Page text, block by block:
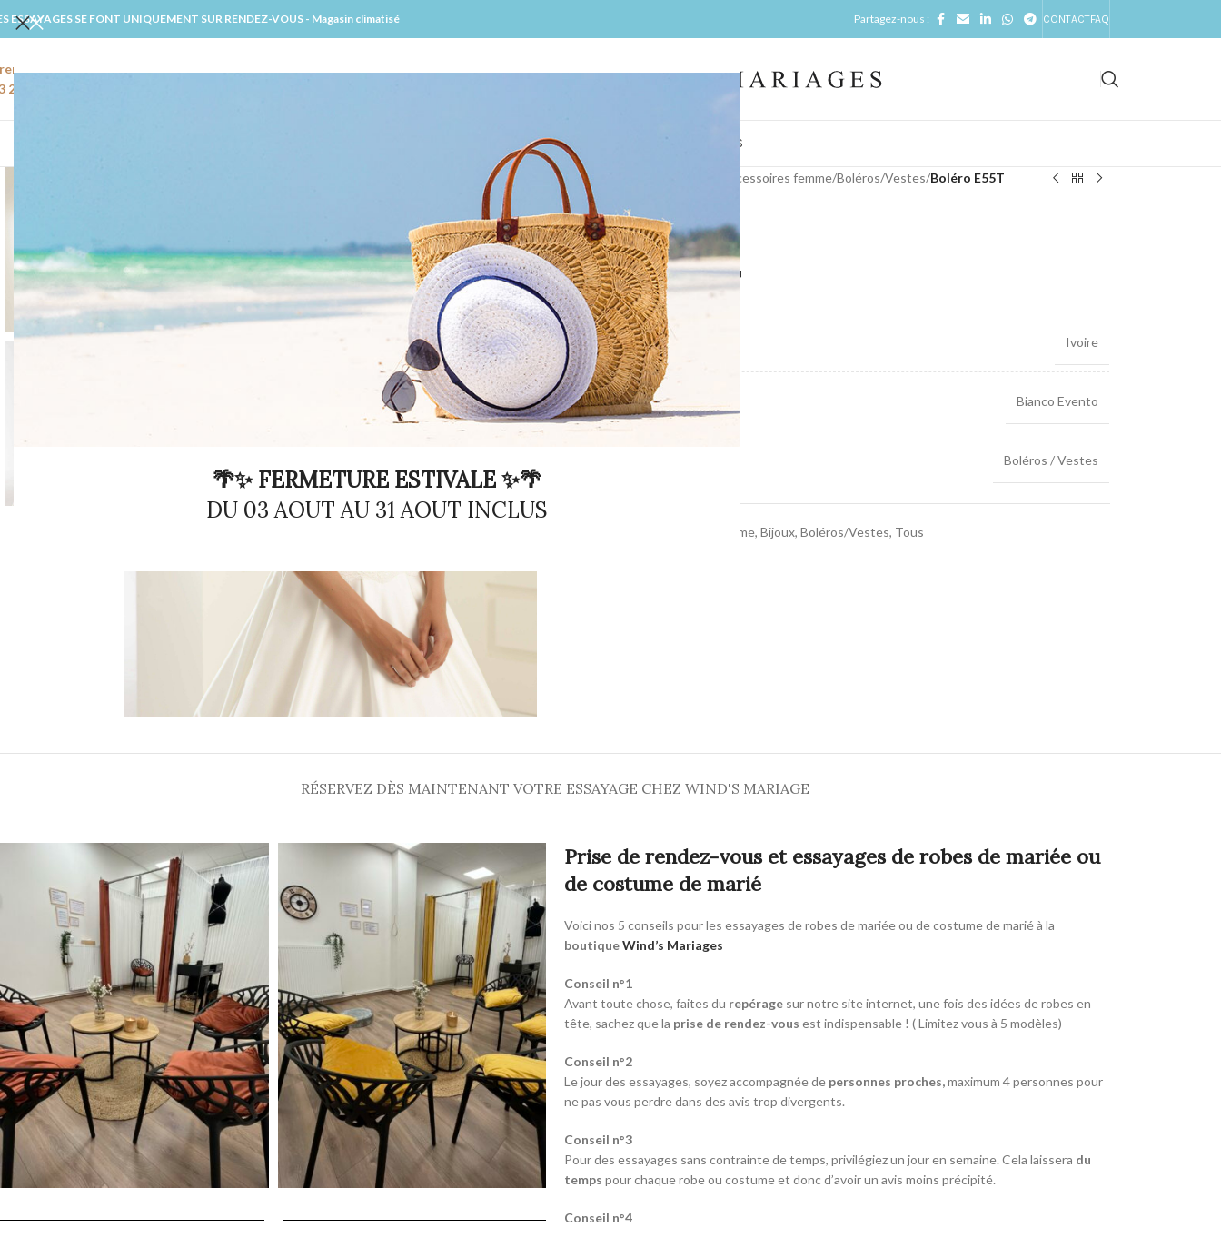
🌴✨ FERMETURE ESTIVALE ✨🌴
DU 03 AOUT AU 31 AOUT INCLUS
ESSAYAGES SE FONT UNIQUEMENT SUR RENDEZ-VOUS - Magasin climatisé Partagez-nous : CONTACTFAQ
rendez-vous
22 91 27 02
LA BOUTIQUE COIFFES
Accueil accessoires femme/Boléros/Vestes/Boléro E55T
Boléro E55T
COULEUR Ivoire
MARQUE Bianco Evento
Boléros / Vestes
accessoires femme, Bijoux, Boléros/Vestes, Tous
RÉSERVEZ DÈS MAINTENANT VOTRE ESSAYAGE CHEZ WIND'S MARIAGE
Prise de rendez-vous et essayages de robes de mariée ou
de costume de marié
Voici nos 5 conseils pour les essayages de robes de mariée ou de costume de marié à la
boutiqueWind’s Mariages
Conseil n°1
Avant toute chose, faites du repérage sur notre site internet, une fois des idées de robes en
tête, sachez que la prise de rendez-vous est indispensable ! ( Limitez vous à 5 modèles)
Conseil n°2
Le jour des essayages, soyez accompagnée de personnes proches,maximum 4 personnes pour
ne pas vous perdre dans des avis trop divergents.
Conseil n°3
Pour des essayages sans contrainte de temps, privilégiez un jour en semaine. Cela laissera du
temps pour chaque robe ou costume et donc d’avoir un avis moins précipité.
Conseil n°4